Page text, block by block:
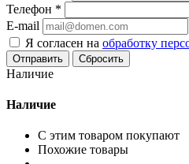
Телефон *
E-mail
Я согласен на обработку
Сбросить
Наличие
Наличие
С этим товаром покупают
Похожие товары